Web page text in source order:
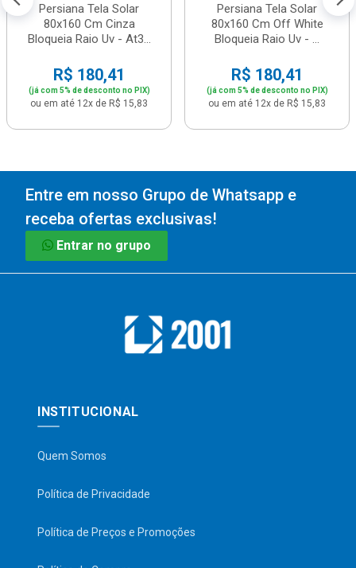
Persiana Tela Solar
80x160 Cm Cinza
Bloqueia Raio Uv - At3...
R$ 180,41
(já com 5% de desconto no PIX)
ou em até 12x de R$ 15,83
Persiana Tela Solar
80x160 Cm Off White
Bloqueia Raio Uv - ...
R$ 180,41
(já com 5% de desconto no PIX)
ou em até 12x de R$ 15,83
Entre em nosso Grupo de Whatsapp e
receba ofertas exclusivas!
Entrar no grupo
INSTITUCIONAL
Quem Somos
Política de Privacidade
Política de Preços e Promoções